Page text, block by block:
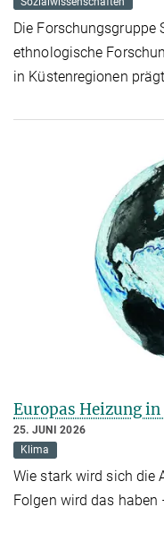
Die Forschungsgruppe
ethnologische
in Küstenregionen prägt
Europas Heizung
25. JUNI 2026
Klima
Wie stark wird sich die
Folgen wird das haben